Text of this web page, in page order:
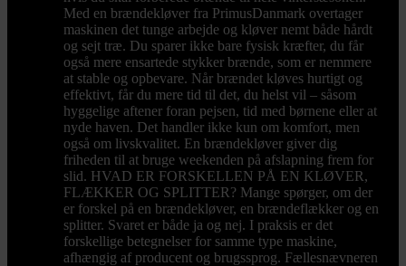
Med en brændekløver fra PrimusDanmark overtager
maskinen det tunge arbejde og kløver nemt både hårdt
og sejt træ. Du sparer ikke bare fysisk kræfter, du får
også mere ensartede stykker brænde, som er nemmere
at stable og opbevare. Når brændet kløves hurtigt og
effektivt, får du mere tid til det, du helst vil – såsom
hyggelige aftener foran pejsen, tid med børnene eller at
nyde haven. Det handler ikke kun om komfort, men
også om livskvalitet. En brændekløver giver dig
friheden til at bruge weekenden på afslapning frem for
slid. HVAD ER FORSKELLEN PÅ EN KLØVER,
FLÆKKER OG SPLITTER? Mange spørger, om der
er forskel på en brændekløver, en brændeflækker og en
splitter. Svaret er både ja og nej. I praksis er det
forskellige betegnelser for samme type maskine,
afhængig af producent og brugssprog. Fællesnævneren